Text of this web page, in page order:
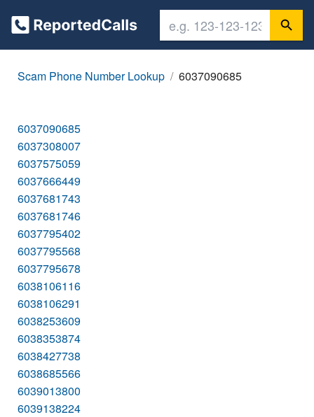
Scam Phone Number Lookup 6037090685
6037090685
6037308007
6037575059
6037666449
6037681743
6037681746
6037795402
6037795568
6037795678
6038106116
6038106291
6038253609
6038353874
6038427738
6038685566
6039013800
6039138224